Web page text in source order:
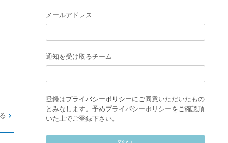
メールアドレス
通知を受け取るチーム
登録はプライバシーポリシーにご同意いただいたもの
とみなします。予めプライバシーポリシーをご確認頂
いた上でご登録下さい。